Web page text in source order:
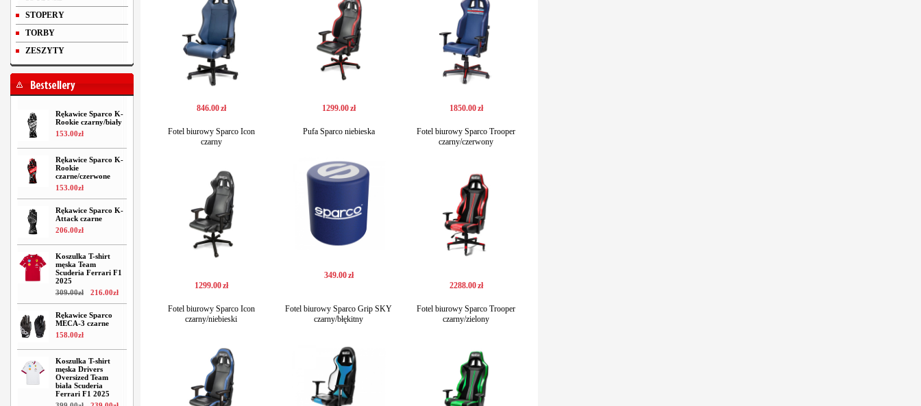
STOPERY
TORBY
ZESZYTY
Rękawice Sparco K-
Rookie czarny/biały
153.00zł
Rękawice Sparco K-
Rookie
czarne/czerwone
153.00zł
Rękawice Sparco K-
Attack czarne
206.00zł
Koszulka T-shirt
męska Team
Scuderia Ferrari F1
2025
309.00zł 216.00zł
Rękawice Sparco
MECA-3 czarne
158.00zł
Koszulka T-shirt
męska Drivers
Oversized Team
biała Scuderia
Ferrari F1 2025
846.00zł 1299.00zł 1850.00zł
Fotel biurowy Sparco Icon
czarny
1299.00zł
Pufa Sparco niebieska
349.00zł
Fotel biurowy Sparco Trooper
czarny/czerwony
2288.00zł
Fotel biurowy Sparco Icon
czarny/niebieski
Fotel biurowy Sparco Grip SKY
czarny/błękitny
Fotel biurowy Sparco Trooper
czarny/zielony